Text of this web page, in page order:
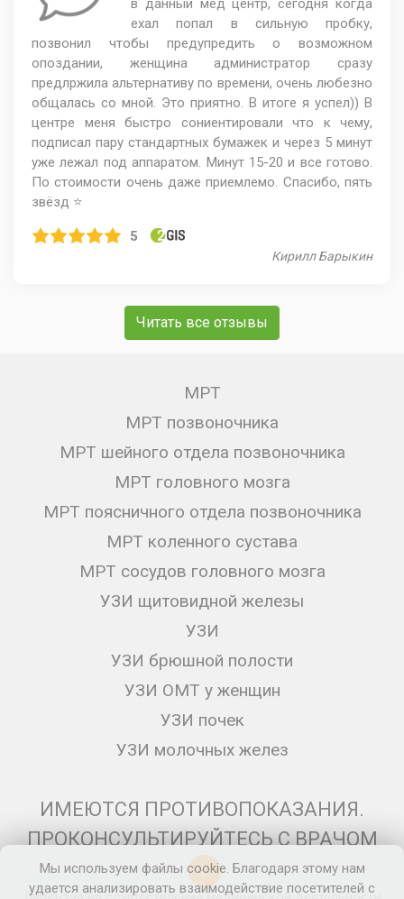
в данный мед центр, сегодня когда
ехал попал в сильную пробку,
позвонил чтобы предупредить о возможном
опоздании, женщина администратор сразу
предлржила альтернативу по времени, очень любезно
общалась со мной. Это приятно. В итоге я успел)) В
центре меня быстро сониентировали что к чему,
подписал пару стандартных бумажек и через 5 минут
уже лежал под аппаратом. Минут 15-20 и все готово.
По стоимости очень даже приемлемо. Спасибо, пять
звёзд ⭐️
5
Кирилл Барыкин
Читать все отзывы
МРТ
МРТ позвоночника
МРТ шейного отдела позвоночника
МРТ головного мозга
МРТ поясничного отдела позвоночника
МРТ коленного сустава
МРТ сосудов головного мозга
УЗИ щитовидной железы
УЗИ
УЗИ брюшной полости
УЗИ ОМТ у женщин
УЗИ почек
УЗИ молочных желез
ИМЕЮТСЯ ПРОТИВОПОКАЗАНИЯ.
ПРОКОНСУЛЬТИРУЙТЕСЬ С ВРАЧОМ
12+
Мы используем файлы cookie. Благодаря этому нам
удается анализировать взаимодействие посетителей с